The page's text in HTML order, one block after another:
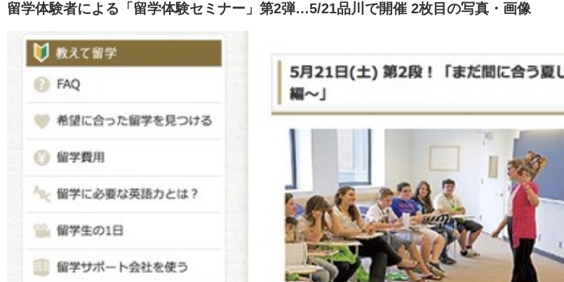
留学体験者による「留学体験セミナー」第2弾…5/21品川で開催 2枚目の写真・画像